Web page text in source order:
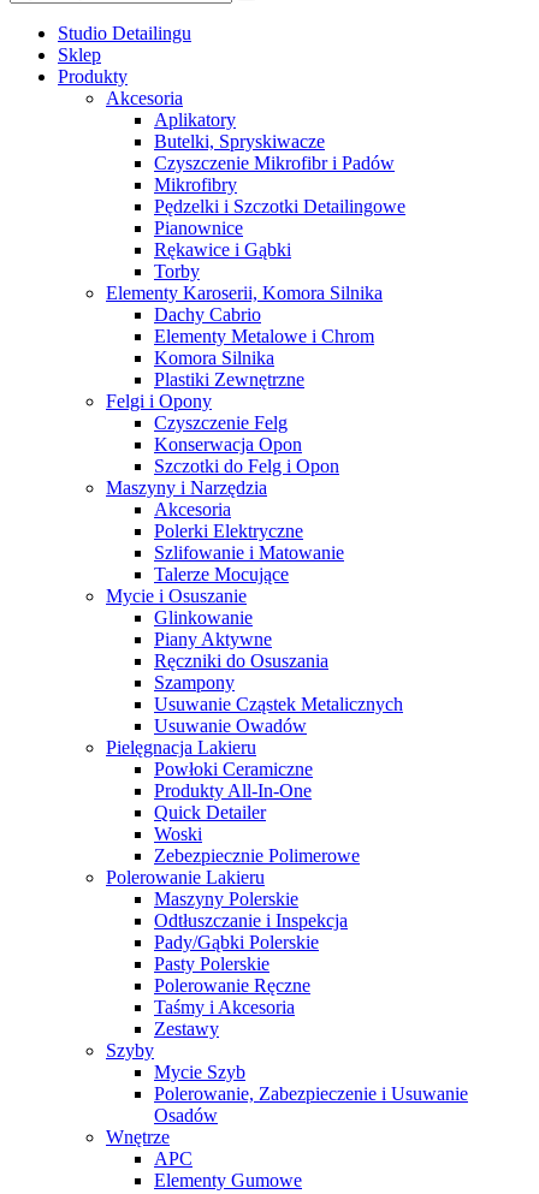
Studio Detailingu
Sklep
Produkty
Akcesoria
Aplikatory
Butelki, Spryskiwacze
Czyszczenie Mikrofibr i Padów
Mikrofibry
Pędzelki i Szczotki Detailingowe
Pianownice
Rękawice i Gąbki
Torby
Elementy Karoserii, Komora Silnika
Dachy Cabrio
Elementy Metalowe i Chrom
Komora Silnika
Plastiki Zewnętrzne
Felgi i Opony
Czyszczenie Felg
Konserwacja Opon
Szczotki do Felg i Opon
Maszyny i Narzędzia
Akcesoria
Polerki Elektryczne
Szlifowanie i Matowanie
Talerze Mocujące
Mycie i Osuszanie
Glinkowanie
Piany Aktywne
Ręczniki do Osuszania
Szampony
Usuwanie Cząstek Metalicznych
Usuwanie Owadów
Pielęgnacja Lakieru
Powłoki Ceramiczne
Produkty All-In-One
Quick Detailer
Woski
Zebezpiecznie Polimerowe
Polerowanie Lakieru
Maszyny Polerskie
Odtłuszczanie i Inspekcja
Pady/Gąbki Polerskie
Pasty Polerskie
Polerowanie Ręczne
Taśmy i Akcesoria
Zestawy
Szyby
Mycie Szyb
Polerowanie, Zabezpieczenie i Usuwanie
Osadów
Wnętrze
APC
Elementy Gumowe